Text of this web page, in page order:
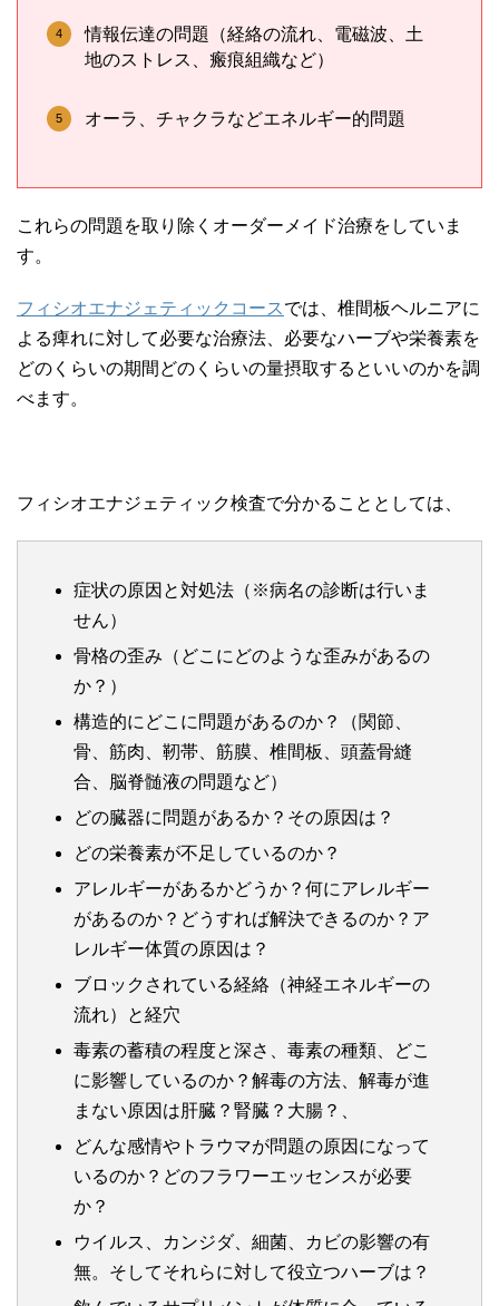
情報伝達の問題（経絡の流れ、電磁波、土
地のストレス、瘢痕組織など）
オーラ、チャクラなどエネルギー的問題
これらの問題を取り除くオーダーメイド治療をしていま
す。
フィシオエナジェティックコース では、椎間板ヘルニアに
よる痺れに対して必要な治療法、必要なハーブや栄養素を
どのくらいの期間どのくらいの量摂取するといいのかを調
べます。
フィシオエナジェティック検査で分かることとしては、
症状の原因と対処法（※病名の診断は行いま
せん）
骨格の歪み（どこにどのような歪みがあるの
か？）
構造的にどこに問題があるのか？（関節、
骨、筋肉、靭帯、筋膜、椎間板、頭蓋骨縫
合、脳脊髄液の問題など）
どの臓器に問題があるか？その原因は？
どの栄養素が不足しているのか？
アレルギーがあるかどうか？何にアレルギー
があるのか？どうすれば解決できるのか？ア
レルギー体質の原因は？
ブロックされている経絡（神経エネルギーの
流れ）と経穴
毒素の蓄積の程度と深さ、毒素の種類、どこ
に影響しているのか？解毒の方法、解毒が進
まない原因は肝臓？腎臓？大腸？、
どんな感情やトラウマが問題の原因になって
いるのか？どのフラワーエッセンスが必要
か？
ウイルス、カンジダ、細菌、カビの影響の有
無。そしてそれらに対して役立つハーブは？